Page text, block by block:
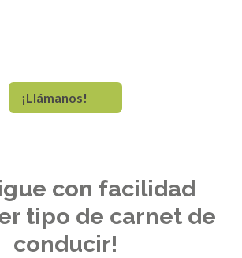
¡Llámanos!
con facilidad
tipo de carnet de
conducir!